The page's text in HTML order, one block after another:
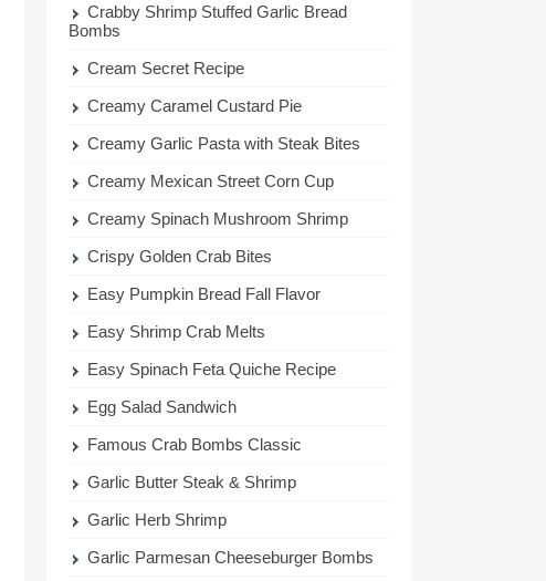
Crabby Shrimp Stuffed Garlic Bread
Bombs
Cream Secret Recipe
Creamy Caramel Custard Pie
Creamy Garlic Pasta with Steak Bites
Creamy Mexican Street Corn Cup
Creamy Spinach Mushroom Shrimp
Crispy Golden Crab Bites
Easy Pumpkin Bread Fall Flavor
Easy Shrimp Crab Melts
Easy Spinach Feta Quiche Recipe
Egg Salad Sandwich
Famous Crab Bombs Classic
Garlic Butter Steak & Shrimp
Garlic Herb Shrimp
Garlic Parmesan Cheeseburger Bombs